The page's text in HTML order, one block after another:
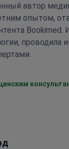
автор
опытом,
Bookimed.
проводила